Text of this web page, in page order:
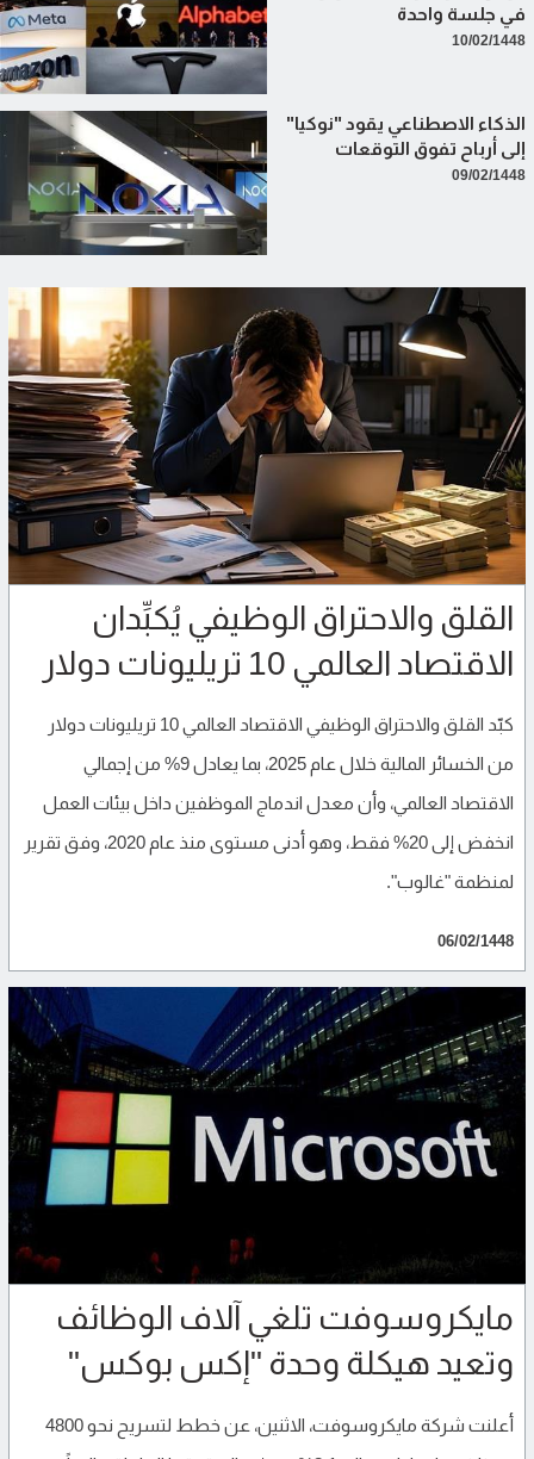
في جلسة واحدة
10/02/1448
الذكاء الاصطناعي يقود "نوكيا"
إلى أرباح تفوق التوقعات
09/02/1448
القلق والاحتراق الوظيفي يُكبِّدان
الاقتصاد العالمي 10 تريليونات دولار
كبّد القلق والاحتراق الوظيفي الاقتصاد العالمي 10 تريليونات دولار
من الخسائر المالية خلال عام 2025، بما يعادل 9% من إجمالي
الاقتصاد العالمي، وأن معدل اندماج الموظفين داخل بيئات العمل
انخفض إلى 20% فقط، وهو أدنى مستوى منذ عام 2020، وفق تقرير
لمنظمة "غالوب".
06/02/1448
مايكروسوفت تلغي آلاف الوظائف
وتعيد هيكلة وحدة "إكس بوكس"
أعلنت شركة مايكروسوفت، الاثنين، عن خطط لتسريح نحو 4800